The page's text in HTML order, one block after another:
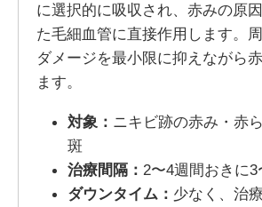
に選択的に吸収され、赤みの原
た毛細血管に直接作用します。
ダメージを最小限に抑えながら
ます。
対象： ニキビ跡の赤み・赤
斑
治療間隔： 2〜4週間おきに
ダウンタイム： 少なく、治